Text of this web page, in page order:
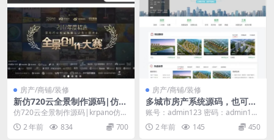
房产/商铺/装修
新仿720云全景制作源码|仿72
0全景网站（新增微信支付+打
仿720云全景制作源码|krpano仿7
20云全景网站源码（新增微信支付
+打赏+...
2 年前 834 700
房产/商铺/装修
多城市房产系统源码，也可用
于单城市，V3版（PC+手机H5
账号：admin123 密码：admin123
123
2 年前 145 450